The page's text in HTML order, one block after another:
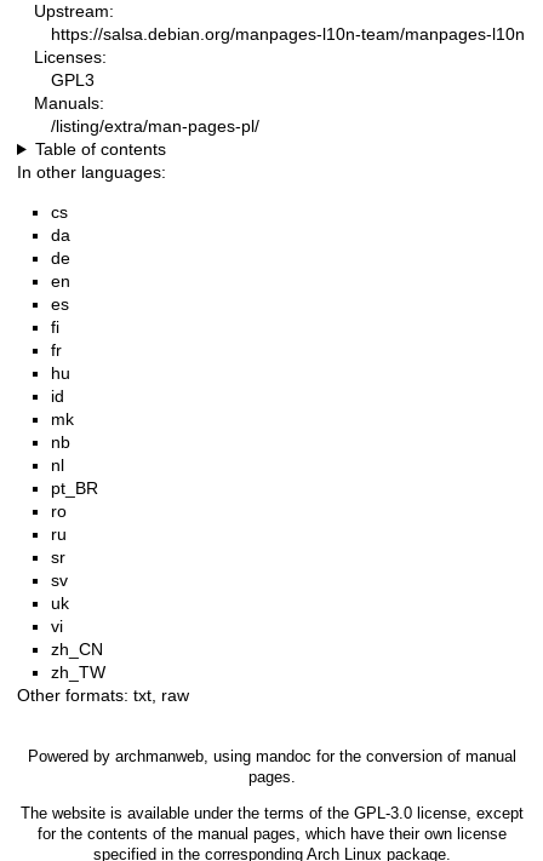
Upstream:
https://salsa.debian.org/manpages-l10n-team/manpages-l10n
Licenses:
GPL3
Manuals:
/listing/extra/man-pages-pl/
Table of contents
In other languages:
cs
da
de
en
es
fi
fr
hu
id
mk
nb
nl
pt_BR
ro
ru
sr
sv
uk
vi
zh_CN
zh_TW
Other formats: txt raw
Powered by archmanweb, using mandoc for the conversion of manual
pages.
The website is available under the terms of the GPL-3.0license, except
for the contents of the manual pages, which have their own license
specified in the corresponding Arch Linux package.